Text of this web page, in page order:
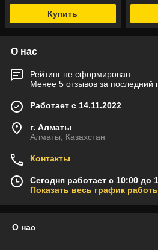
Купить
О нас
Рейтинг не сформирован
Менее 5 отзывов за последний
Работает с 14.11.2022
г. Алматы
Алматы, Казахстан
Контакты
Сегодня работает с 10:00 до
Показать весь график
О нас